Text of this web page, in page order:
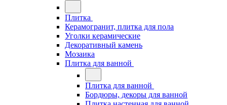
Плитка
Керамогранит, плитка для пола
Уголки керамические
Декоративный камень
Мозаика
Плитка для ванной
Плитка для ванной
Бордюры, декоры для ванной